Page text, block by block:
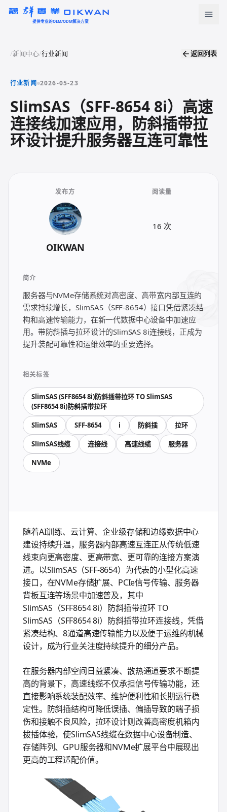
OIKWAN
提供专业的OEM/ODM解决方案
首页
新闻资讯
下载中心
关于我们
English
Português Español
ไทย Tiếng Việt
Italiano
/新闻中心/行业新闻 返回列表
返回列表
行业新闻 2026-05-23
SlimSAS（SFF-8654 8i）高速
连接线加速应用，防斜插带拉
环设计提升服务器互连可靠性
发布方
OIKWAN
阅读量
16 次
简介
服务器与NVMe存储系统对高密度、高带宽内部互连的
需求持续增长，SlimSAS（SFF-8654）接口凭借紧凑结
构和高速传输能力，在新一代数据中心设备中加速应
用。带防斜插与拉环设计的SlimSAS 8i连接线，正成为
提升装配可靠性和运维效率的重要选择。
相关标签
SlimSAS (SFF8654 8i)防斜插带拉环 TO SlimSAS
(SFF8654 8i)防斜插带拉环
SlimSAS SFF-8654 i 防斜插 拉环
SlimSAS线缆 连接线 高速线缆 服务器
NVMe
随着AI训练、云计算、企业级存储和边缘数据中心
建设持续升温，服务器内部高速互连正从传统低速
线束向更高密度、更高带宽、更可靠的连接方案演
进。以SlimSAS（SFF-8654）为代表的小型化高速
接口，在NVMe存储扩展、PCIe信号传输、服务器
背板互连等场景中加速普及，其中
SlimSAS（SFF8654 8i）防斜插带拉环 TO
SlimSAS（SFF8654 8i）防斜插带拉环连接线，凭借
紧凑结构、8通道高速传输能力以及便于运维的机械
设计，成为行业关注度持续提升的细分产品。
在服务器内部空间日益紧凑、散热通道要求不断提
高的背景下，高速线缆不仅承担信号传输功能，还
直接影响系统装配效率、维护便利性和长期运行稳
定性。防斜插结构可降低误插、偏插导致的端子损
伤和接触不良风险，拉环设计则改善高密度机箱内
拔插体验，使SlimSAS线缆在数据中心设备制造、
存储阵列、GPU服务器和NVMe扩展平台中展现出
更高的工程适配价值。